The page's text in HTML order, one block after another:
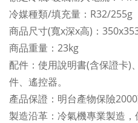
冷媒種類/填充量：R32/255g
商品尺寸(寬x深x高)：
商品重量：23kg
配件：使用說明書(含保證卡)
件、遙控器。
產品保證：明台產物保險
製造沿革：冷氣機專業製造